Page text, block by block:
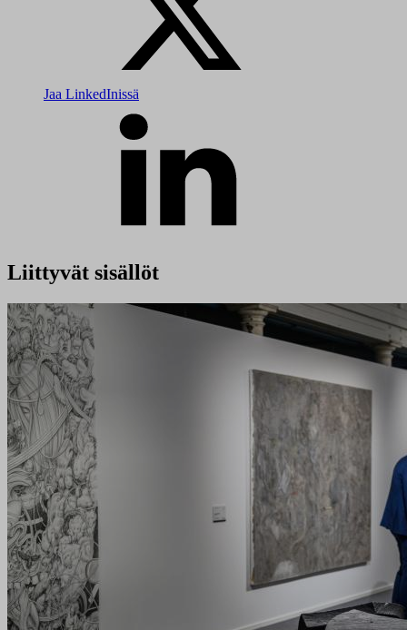
Jaa LinkedInissä
Liittyvät sisällöt